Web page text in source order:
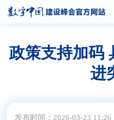
政策支持加码
进
发布时间：2026-03-23 11:26